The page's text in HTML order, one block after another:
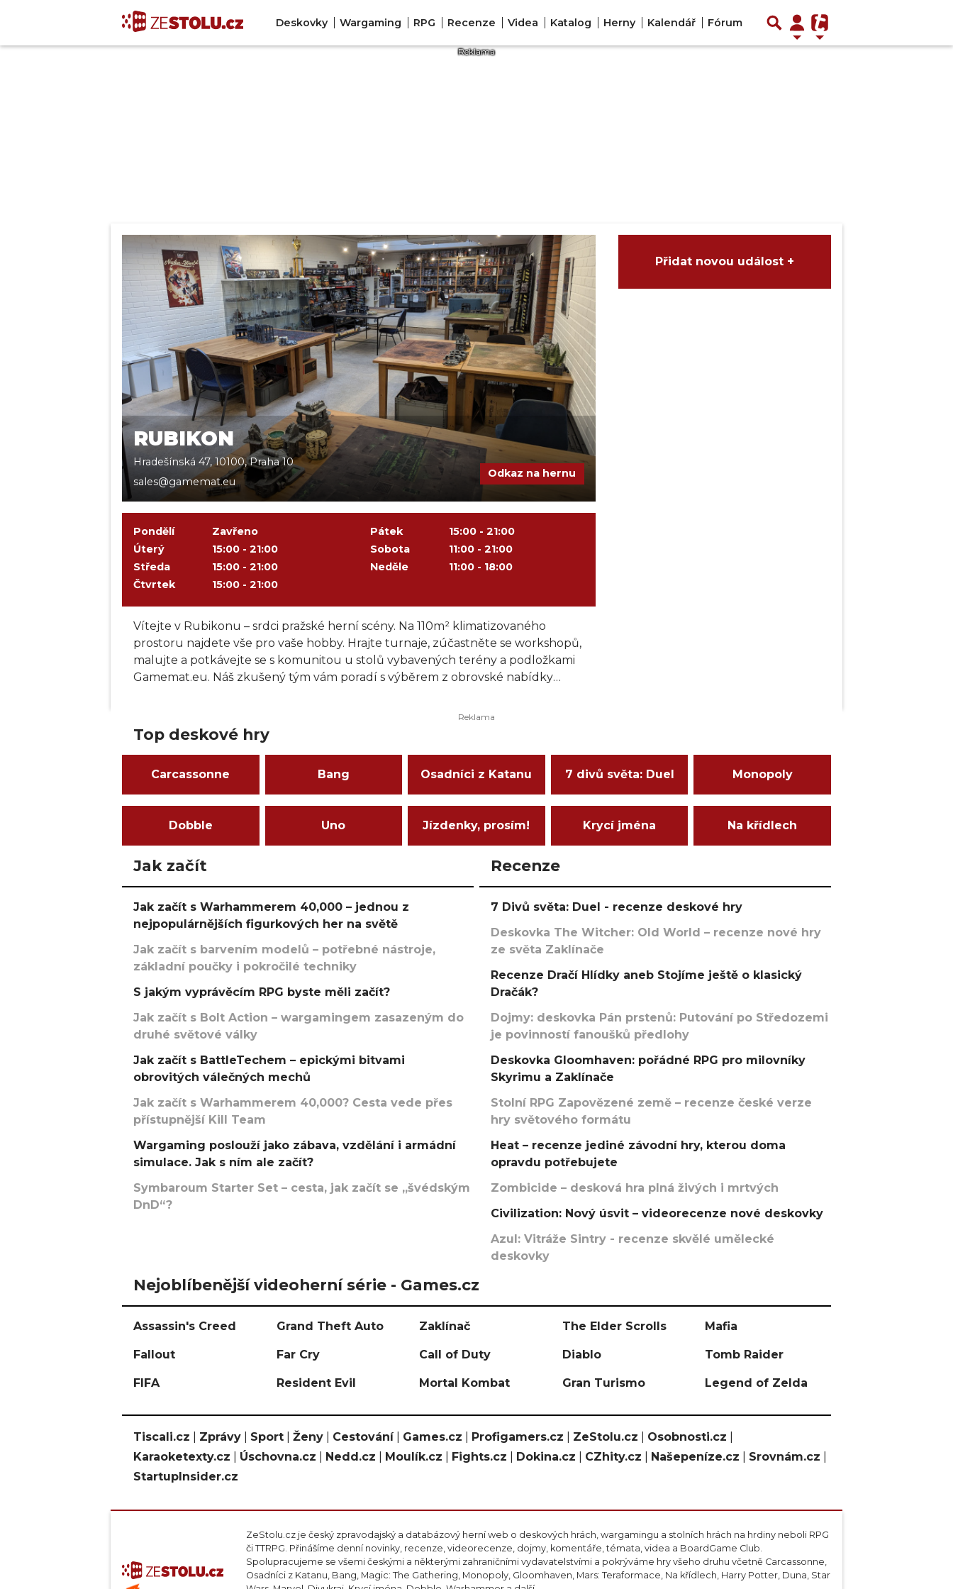
Deskovky Wargaming RPG Recenze Videa Katalog Herny Kalendář Fórum
RUBIKON
Hradešínská 47, 10100, Praha 10
sales@gamemat.eu
Odkaz na hernu
Pondělí
Zavřeno
Úterý
15:00 - 21:00
Středa
15:00 - 21:00
Čtvrtek
15:00 - 21:00
Pátek
15:00 - 21:00
Sobota
11:00 - 21:00
Neděle
11:00 - 18:00
Vítejte v Rubikonu – srdci pražské herní scény. Na 110m² klimatizovaného
prostoru najdete vše pro vaše hobby. Hrajte turnaje, zúčastněte se workshopů,
malujte a potkávejte se s komunitou u stolů vybavených terény a podložkami
Gamemat.eu. Náš zkušený tým vám poradí s výběrem z obrovské nabídky
Hraní je zdarma. Máme k dispozici 9 wargaming stolů a širokou škálu Gamemat
hráče, či deskohráče. Také pořádáme pravidelné turnaje a herní dny. Kalendář
akcí najdete níže a nebo na Rubikon Facebooku.
Přidat novou událost +
Top deskové hry
Carcassonne Bang Osadníci z Katanu 7 divů světa: Duel Monopoly
Dobble Uno Jízdenky, prosím! Krycí jména Na křídlech
Jak začít
Jak začít s Warhammerem 40,000 – jednou z
nejpopulárnějších figurkových her na světě
Jak začít s barvením modelů – potřebné nástroje,
základní poučky i pokročilé techniky
S jakým vyprávěcím RPG byste měli začít?
Jak začít s Bolt Action – wargamingem zasazeným do
druhé světové války
Jak začít s BattleTechem – epickými bitvami
obrovitých válečných mechů
Jak začít s Warhammerem 40,000? Cesta vede přes
přístupnější Kill Team
Wargaming poslouží jako zábava, vzdělání i armádní
simulace. Jak s ním ale začít?
Symbaroum Starter Set – cesta, jak začít se „švédským
DnD“?
Recenze
7 Divů světa: Duel - recenze deskové hry
Deskovka The Witcher: Old World – recenze nové hry
ze světa Zaklínače
Recenze Dračí Hlídky aneb Stojíme ještě o klasický
Dračák?
Dojmy: deskovka Pán prstenů: Putování po Středozemi
je povinností fanoušků předlohy
Deskovka Gloomhaven: pořádné RPG pro milovníky
Skyrimu a Zaklínače
Stolní RPG Zapovězené země – recenze české verze
hry světového formátu
Heat – recenze jediné závodní hry, kterou doma
opravdu potřebujete
Zombicide – desková hra plná živých i mrtvých
Civilization: Nový úsvit – videorecenze nové deskovky
Azul: Vitráže Sintry - recenze skvělé umělecké
deskovky
Nejoblíbenější videoherní série - Games.cz
Assassin's Creed Grand Theft Auto Zaklínač The Elder Scrolls Mafia
Fallout Far Cry Call of Duty Diablo Tomb Raider
FIFA Resident Evil Mortal Kombat Gran Turismo Legend of Zelda
Tiscali.cz Zprávy Sport Ženy Cestování| Games.cz Profigamers.cz ZeStolu.cz Osobnosti.cz
Karaoketexty.cz
Úschovna.cz Nedd.cz Moulík.cz Fights.cz Dokina.cz CZhity.cz Našepeníze.cz Srovnám.cz
StartupInsider.cz
ZeStolu.cz je český zpravodajský a databázový herní web o deskových hrách, wargamingu a stolních hrách na hrdiny neboli RPG
či TTRPG. Přinášíme denní novinky, recenze, videorecenze, dojmy, komentáře, témata, videa a BoardGame Club.
Spolupracujeme se všemi českými a některými zahraničními vydavatelstvími a pokrýváme hry všeho druhu včetně Carcassonne,
Osadníci z Katanu, Bang, Magic: The Gathering, Monopoly, Gloomhaven, Mars: Teraformace, Na křídlech, Harry Potter, Duna, Star